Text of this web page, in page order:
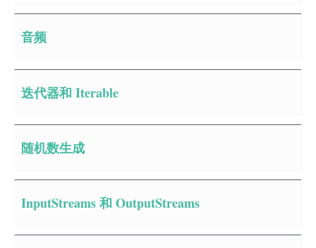
音频
迭代器和 Iterable
随机数生成
InputStreams 和 OutputStreams